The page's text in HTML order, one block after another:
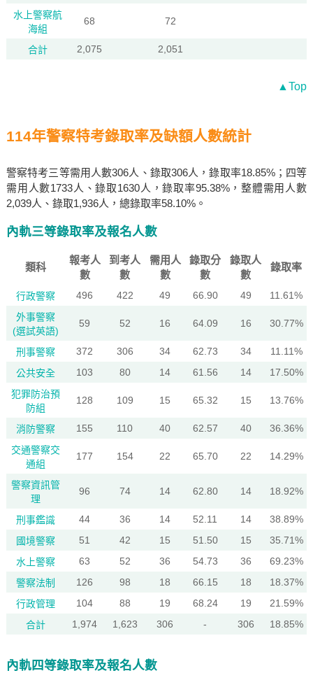
水上警察航
海組
68 72
合計 2,075 2,051
▲Top
114年警察特考錄取率及缺額人數統計
警察特考三等需用人數306人、錄取306人，錄取率18.85%；四等
需用人數1733人、錄取1630人，錄取率95.38%，整體需用人數
2,039人、錄取1,936人，總錄取率58.10%。
內軌三等錄取率及報名人數
類科
報考人
數
到考人
數
需用人
數
錄取分
數
錄取人
數
錄取率
行政警察 496 422 49 66.90 49
11.61%
外事警察
(選試英語)
59 52 16 64.09 16 30.77%
刑事警察 372 306 34 62.73 34
11.11%
公共安全
103 80 14 61.56 14
17.50%
犯罪防治預
防組
128 109 15 65.32 15 13.76%
消防警察 155 110 40 62.57 40
36.36%
交通警察交
通組
177 154 22 65.70 22 14.29%
警察資訊管
理
96 74 14 62.80 14 18.92%
刑事鑑識 44 36 14 52.11 14
38.89%
國境警察
51 42 15 51.50 15
35.71%
水上警察
63 52 36 54.73 36
69.23%
警察法制
126 98 18 66.15 18
18.37%
行政管理
104 88 19 68.24 19
21.59%
合計
1,974 1,623 306 - 306 18.85%
內軌四等錄取率及報名人數